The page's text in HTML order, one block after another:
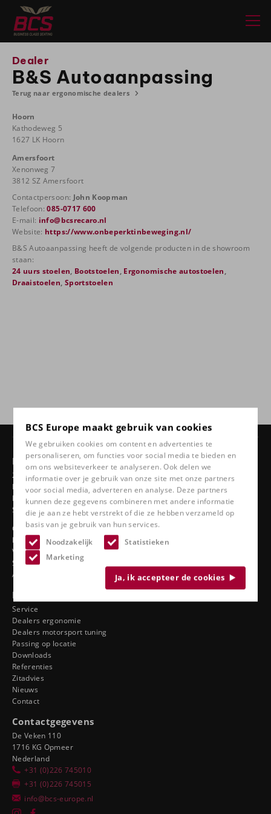
BCS Europe maakt gebruik van cookies
We gebruiken cookies om content en advertenties te
personaliseren, om functies voor social media te bieden en
om ons websiteverkeer te analyseren. Ook delen we
informatie over je gebruik van onze site met onze partners
voor social media, adverteren en analyse. Deze partners
kunnen deze gegevens combineren met andere informatie
die je aan ze hebt verstrekt of die ze hebben verzameld op
basis van je gebruik van hun services.
Noodzakelijk
Statistieken
Marketing
Ja, ik accepteer de cookies
Dealer
B&S Autoaanpassing
Terug naar ergonomische dealers
Hoorn
Kathodeweg 5
1627 LK Hoorn
Amersfoort
Xenonweg 7
3812 SZ Amersfoort
Contactpersoon: John Koopman
Telefoon:085-0717 600
E-mail: info@bcsrecaro.nl
Website: https://www.onbeperktinbeweging.nl/
B&S Autoaanpassing heeft de volgende producten in de showroom
staan:
24 uurs stoelen Bootstoelen Ergonomische autostoelen
Draaistoelen Sportstoelen
Producten
24 uurs stoelen
Draaistoelen
Ergonomische autostoelen
Sportstoelen
Classic line
Bootstoelen
Vrachtwagenstoelen
Stadionstoelen
Accessoires
Bekijk ook
Service
Dealers ergonomie
Dealers motorsport tuning
Passing op locatie
Downloads
Referenties
Zitadvies
Nieuws
Contact
Contactgegevens
De Veken 110
1716 KG Opmeer
Nederland
+31 (0)226 745010
+31 (0)226 745015
info@bcs-europe.nl